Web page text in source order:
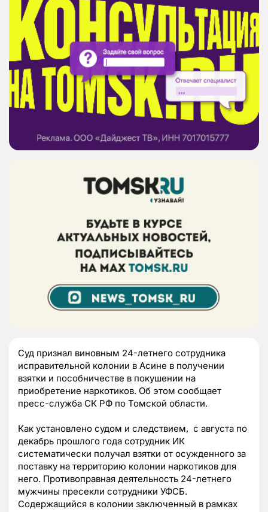
Суд признал виновным 24-летнего сотрудника
исправительной колонии в Асине в получении
взятки и пособничестве в покушении на
приобретение наркотиков. Об этом сообщает
пресс-служба СК РФ по Томской области.
Как установлено судом и следствием, с августа по
декабрь прошлого года сотрудник ИК
систематически получал взятки от осужденного за
поставку на территорию колонии наркотиков для
него. Противоправная деятельность 24-летнего
мужчины пресекли сотрудники УФСБ.
Содержащийся в колонии заключенный в рамках